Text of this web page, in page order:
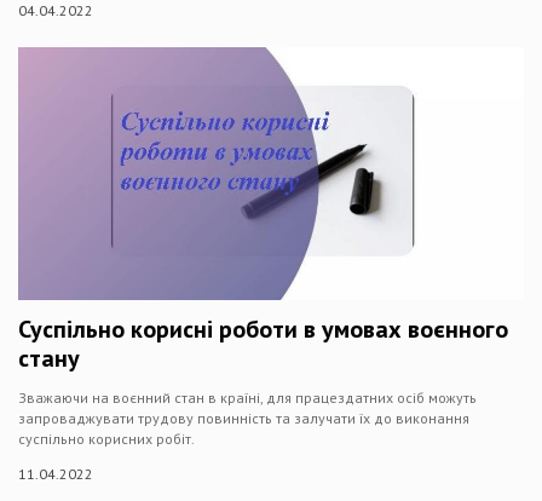
04.04.2022
Суспільно корисні роботи в умовах воєнного
стану
Зважаючи на воєнний стан в країні, для працездатних осіб можуть
запроваджувати трудову повинність та залучати їх до виконання
суспільно корисних робіт.
11.04.2022